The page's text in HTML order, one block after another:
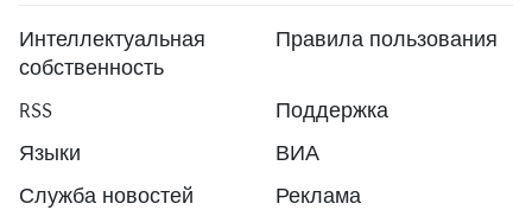
Интеллектуальная
собственность
Правила пользования
RSS
Поддержка
Языки
ВИА
Служба новостей
Реклама